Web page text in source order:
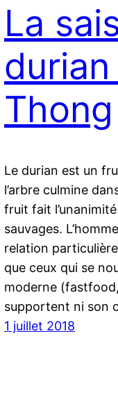
La
Thong
Le durian est un
l’arbre culmine
fruit fait
sauvages.
relation
que ceux qui se
moderne
supportent ni son
1 juillet 2018